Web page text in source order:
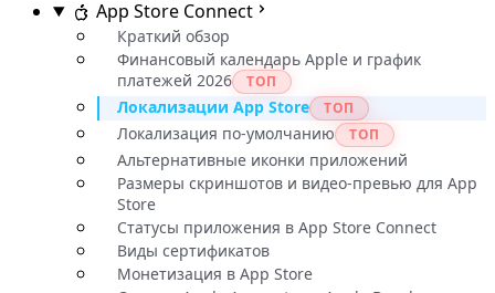
App Store Connect
Краткий обзор
Финансовый календарь Apple и график
платежей 2026
ТОП
Локализации App Store ТОП
Локализация по-умолчанию ТОП
Альтернативные иконки приложений
Размеры скриншотов и видео-превью для App
Store
Статусы приложения в App Store Connect
Виды сертификатов
Монетизация в App Store